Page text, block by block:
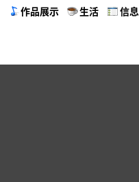
作品展示 生活 信息